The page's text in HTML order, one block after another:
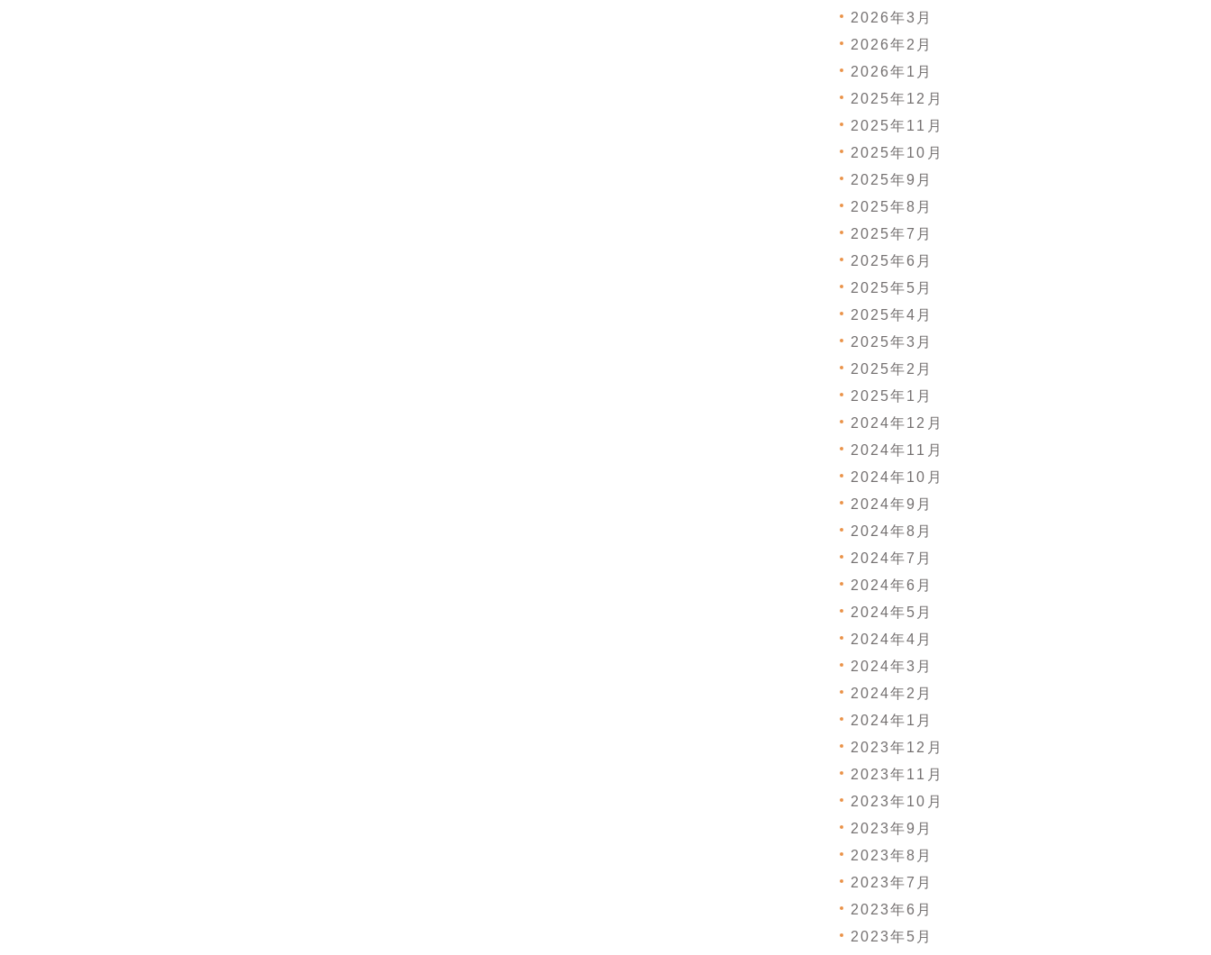
2026年3月
2026年2月
2026年1月
2025年12月
2025年11月
2025年10月
2025年9月
2025年8月
2025年7月
2025年6月
2025年5月
2025年4月
2025年3月
2025年2月
2025年1月
2024年12月
2024年11月
2024年10月
2024年9月
2024年8月
2024年7月
2024年6月
2024年5月
2024年4月
2024年3月
2024年2月
2024年1月
2023年12月
2023年11月
2023年10月
2023年9月
2023年8月
2023年7月
2023年6月
2023年5月